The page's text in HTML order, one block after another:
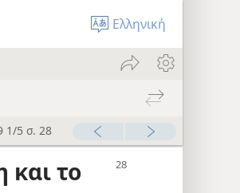
Ελληνική
1/5 σ. 28
και το